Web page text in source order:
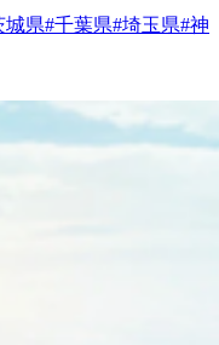
城県#千葉県#埼玉県#神